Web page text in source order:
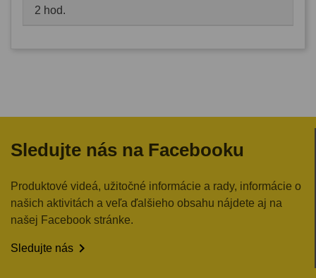
2 hod.
Sledujte nás na Facebooku
Produktové videá, užitočné informácie a rady, informácie o
našich aktivitách a veľa ďalšieho obsahu nájdete aj na
našej Facebook stránke.
Sledujte nás 